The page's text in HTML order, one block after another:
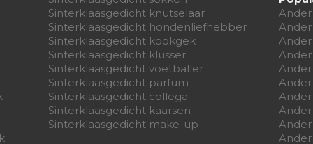
Sinterklaasgedicht knutselaar
Sinterklaasgedicht hondenliefhebber
Sinterklaasgedicht kookgek
Sinterklaasgedicht klusser
Sinterklaasgedicht voetballer
Sinterklaasgedicht parfum
Sinterklaasgedicht collega
Sinterklaasgedicht kaarsen
Sinterklaasgedicht make-up